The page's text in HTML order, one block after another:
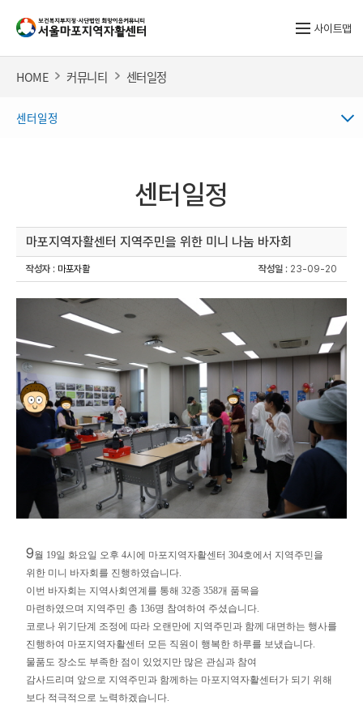
사이트맵
HOME 커뮤니티 센터일정
센터일정
센터일정
마포지역자활센터 지역주민을 위한 미니 나눔 바자회
작성자 : 마포자활 작성일 : 23-09-20
9월 19일 화요일 오후 4시에 마포지역자활센터 304호에서 지역주민을
위한 미니 바자회를 진행하였습니다.
이번 바자회는 지역사회연계를 통해 32종 358개 품목을
마련하였으며 지역주민 총 136명 참여하여 주셨습니다
코로나 위기단계 조정에 따라 오랜만에 지역주민과 함께 대면하는 행사를
진행하여 마포지역자활센터 모든 직원이 행복한 하루를 보냈습니다.
물품도 장소도 부족한 점이 있었지만 많은 관심과 참여
감사드리며 앞으로 지역주민과 함께하는 마포지역자활센터가 되기 위해
보다 적극적으로 노력하겠습니다.